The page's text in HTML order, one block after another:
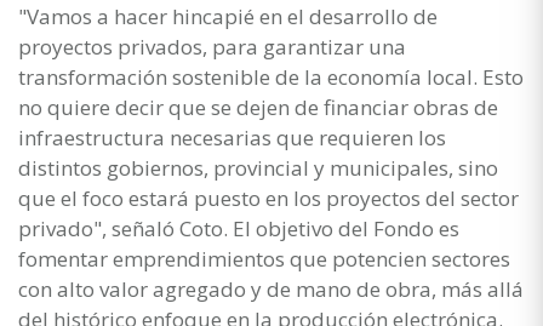
"Vamos a hacer hincapié en el desarrollo de
proyectos privados, para garantizar una
transformación sostenible de la economía local. Esto
no quiere decir que se dejen de financiar obras de
infraestructura necesarias que requieren los
distintos gobiernos, provincial y municipales, sino
que el foco estará puesto en los proyectos del sector
privado", señaló Coto. El objetivo del Fondo es
fomentar emprendimientos que potencien sectores
con alto valor agregado y de mano de obra, más allá
del histórico enfoque en la producción electrónica.